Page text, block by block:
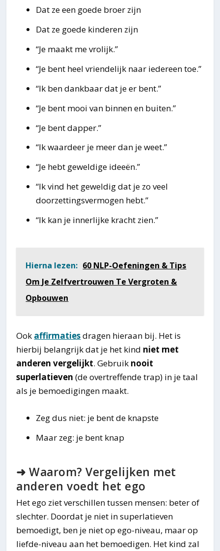
Dat ze een goede broer zijn
Dat ze goede kinderen zijn
“Je maakt me vrolijk.”
“Je bent heel vriendelijk naar iedereen toe.”
“Ik ben dankbaar dat je er bent.”
“Je bent mooi van binnen en buiten.”
“Je bent dapper.”
“Ik waardeer je meer dan je weet.”
“Je hebt geweldige ideeën.”
“Ik vind het geweldig dat je zo veel
doorzettingsvermogen hebt.”
“Ik kan je innerlijke kracht zien.”
Hierna lezen: 60 NLP-Oefeningen & Tips
Om Je Zelfvertrouwen Te Vergroten &
Opbouwen
Ook affirmatiesdragen hieraan bij. Het is
hierbij belangrijk dat je het kind niet met
anderen vergelijkt. Gebruik nooit
superlatieven (de overtreffende trap) in je taal
als je bemoedigingen maakt.
Zeg dus niet: je bent de knapste
Maar zeg: je bent knap
➜ Waarom? Vergelijken met
anderen voedt het ego
Het ego ziet verschillen tussen mensen: beter of
slechter. Doordat je niet in superlatieven
bemoedigt, ben je niet op ego-niveau, maar op
liefde-niveau aan het bemoedigen. Het kind zal